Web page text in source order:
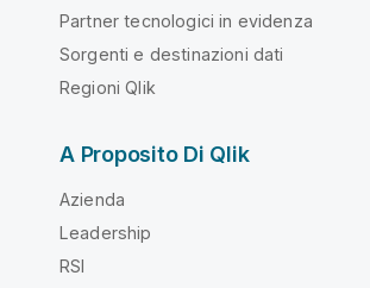
Partner tecnologici in evidenza
Sorgenti e destinazioni dati
Regioni Qlik
A Proposito Di Qlik
Azienda
Leadership
RSI